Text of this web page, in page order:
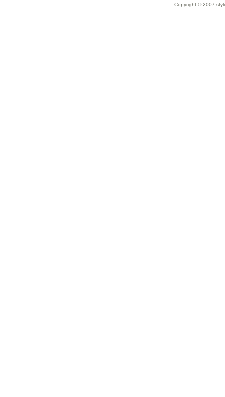
Copyright © 2007